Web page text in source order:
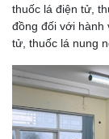
thuốc lá điện tử,
đồng đối với hành
tử, thuốc lá nung